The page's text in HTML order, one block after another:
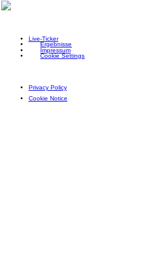
Live-Ticker
Ergebnisse
Impressum
Cookie Settings
Privacy Policy
Cookie Notice